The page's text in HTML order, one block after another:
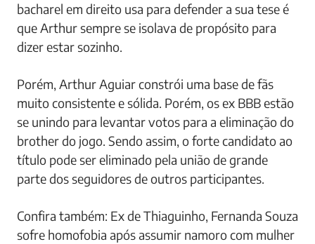
bacharel em direito usa para defender a sua tese é
que Arthur sempre se isolava de propósito para
dizer estar sozinho.
Porém, Arthur Aguiar constrói uma base de fãs
muito consistente e sólida. Porém, os ex BBB estão
se unindo para levantar votos para a eliminação do
brother do jogo. Sendo assim, o forte candidato ao
título pode ser eliminado pela união de grande
parte dos seguidores de outros participantes.
Confira também: Ex de Thiaguinho, Fernanda Souza
sofre homofobia após assumir namoro com mulher